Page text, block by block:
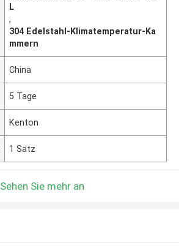
L
,
304 Edelstahl-Klimatemperatur-Ka
mmern
China
5 Tage
Kenton
1 Satz
Sehen Sie mehr an